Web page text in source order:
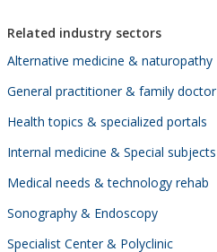
Related industry sectors
Alternative medicine & naturopathy
General practitioner & family doctor
Health topics & specialized portals
Internal medicine & Special subjects
Medical needs & technology rehab
Sonography & Endoscopy
Specialist Center & Polyclinic